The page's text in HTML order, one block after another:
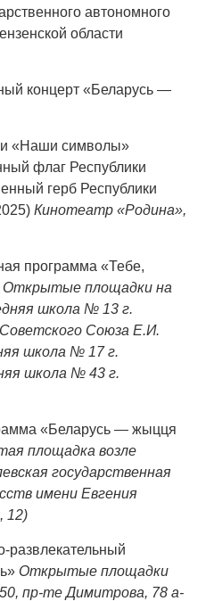
автономного
области
концерт «Беларусь —
«Наши символы»
флаг Республики
герб Республики
Кинотеатр «Родина»,
программа «Тебе,
Открытые площадки на
школа № 13 г.
Союза Е.И.
школа № 17 г.
школа № 43 г.
«Беларусь — жыцця
площадка возле
государственная
имени Евгения
12)
развлекательный
Открытые площадки
пр-те Димитрова, 78 а-